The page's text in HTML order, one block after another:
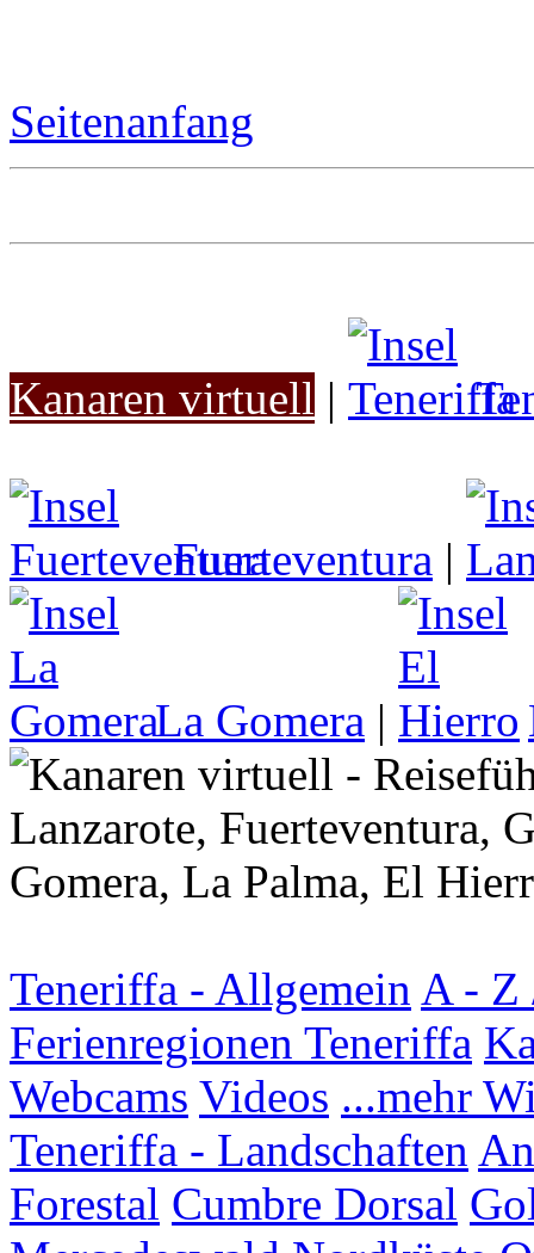
Seitenanfang
Kanaren virtuell |
Fuerteventura |
La Gomera |
Teneriffa - Allgemein A - Z
Ferienregionen Teneriffa
Webcams Videos ...mehr
Teneriffa - Landschaften
Forestal Cumbre Dorsal